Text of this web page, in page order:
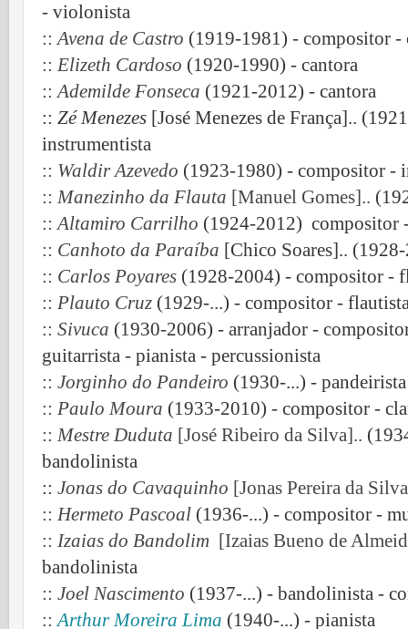
- violonista
::Avena de Castro (1919-1981) - compositor -
:: Elizeth Cardoso (1920-1990) - cantora
::Ademilde Fonseca (1921-2012) - cantora
:: Zé Menezes [José Menezes de França]..
instrumentista
:: Waldir Azevedo (1923-1980) - compositor -
:: Manezinho da Flauta [Manuel Gomes]..
::Altamiro Carrilho (1924-2012) compositor
:: Canhoto da Paraíba [Chico Soares]..
:: Carlos Poyares (1928-2004) - compositor -
:: Plauto Cruz (1929-...) - compositor -
:: Sivuca (1930-2006) - arranjador -
guitarrista - pianista - percussionista
:: Jorginho do Pandeiro (1930-...) - pandeirista
:: Paulo Moura (1933-2010) - compositor -
:: Mestre Duduta [José Ribeiro da Silva]..
bandolinista
:: Jonas do Cavaquinho [Jonas Pereira da
:: Hermeto Pascoal (1936-...) - compositor -
:: Izaias do Bandolim [Izaias Bueno de
bandolinista
:: Joel Nascimento (1937-...) - bandolinista -
::Arthur Moreira Lima (1940-...) - pianista